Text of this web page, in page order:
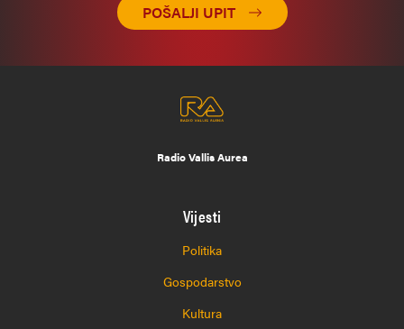
POŠALJI UPIT
Radio Vallis Aurea
Vijesti
Politika
Gospodarstvo
Kultura